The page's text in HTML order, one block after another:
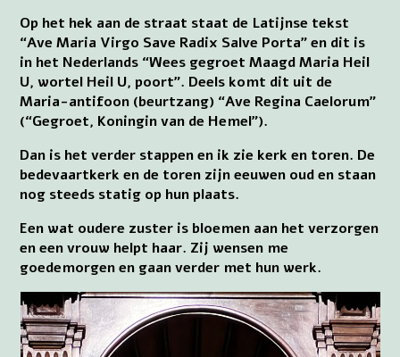
Op het hek aan de straat staat de Latijnse tekst
“Ave Maria Virgo Save Radix Salve Porta” en dit is
in het Nederlands “Wees gegroet Maagd Maria Heil
U, wortel Heil U, poort”. Deels komt dit uit de
Maria-antifoon (beurtzang) “Ave Regina Caelorum”
(“Gegroet, Koningin van de Hemel”).
Dan is het verder stappen en ik zie kerk en toren. De
bedevaartkerk en de toren zijn eeuwen oud en staan
nog steeds statig op hun plaats.
Een wat oudere zuster is bloemen aan het verzorgen
en een vrouw helpt haar. Zij wensen me
goedemorgen en gaan verder met hun werk.